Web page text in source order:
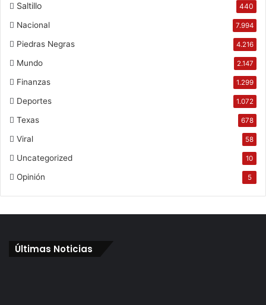
Saltillo 440
Nacional 7.994
Piedras Negras 4.216
Mundo 2.147
Finanzas 1.299
Deportes 1.072
Texas 678
Viral 58
Uncategorized 10
Opinión 5
Últimas Noticias